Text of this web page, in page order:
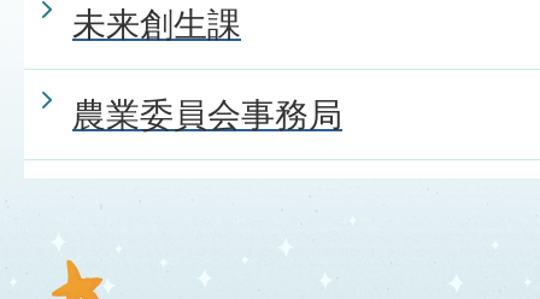
未来創生課
農業委員会事務局